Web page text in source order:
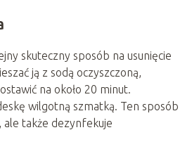
skuteczny sposób na usunięcie
ją z sodą oczyszczoną,
na około 20 minut.
wilgotną szmatką. Ten sposób
ale także dezynfekuje